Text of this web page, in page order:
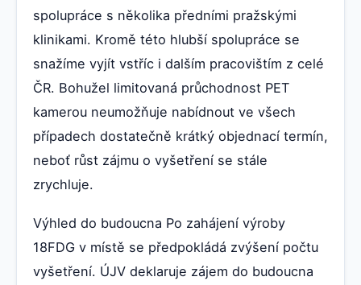
spolupráce s několika předními pražskými
klinikami. Kromě této hlubší spolupráce se
snažíme vyjít vstříc i dalším pracovištím z celé
ČR. Bohužel limitovaná průchodnost PET
kamerou neumožňuje nabídnout ve všech
případech dostatečně krátký objednací termín,
neboť růst zájmu o vyšetření se stále
zrychluje.
Výhled do budoucna Po zahájení výroby
18FDG v místě se předpokládá zvýšení počtu
vyšetření. ÚJV deklaruje zájem do budoucna